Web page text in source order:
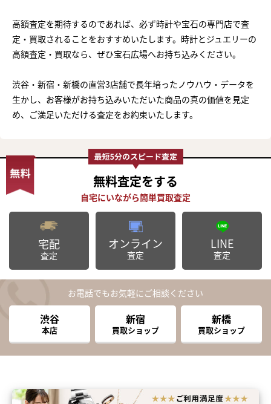
高額査定を期待するのであれば、必ず時計や宝石の専門店で査
定・買取されることをおすすめいたします。時計とジュエリーの
高額査定・買取なら、ぜひ宝石広場へお持ち込みください。
渋谷・新宿・新橋の直営3店舗で長年培ったノウハウ・データを
生かし、お客様がお持ち込みいただいた商品の真の価値を見定
め、ご満足いただける査定をお約束いたします。
無料査定をする
宅配
査定
オンライン
査定
LINE
査定
お電話でもお気軽にご相談ください
渋谷
本店
新宿
買取ショップ
新橋
買取ショップ